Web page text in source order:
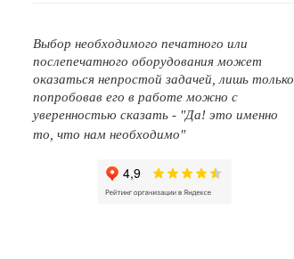
Выбор необходимого печатного или
послепечатного оборудования может
оказаться непростой задачей, лишь только
попробовав его в работе можно с
уверенностью сказать - "Да! это именно
то, что нам необходимо"